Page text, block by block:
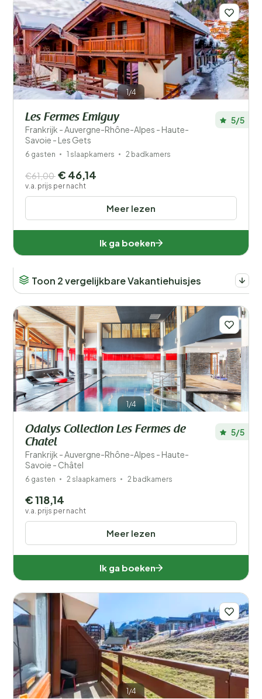
1/4
Les Fermes Emiguy
Frankrijk - Auvergne-Rhône-Alpes - Haute-
Savoie - Les Gets
5/5
6 gasten 1 slaapkamers 2 badkamers
Meer lezen
€61,00 € 46,14
v.a. prijs per nacht
Ik ga boeken
Toon 2 vergelijkbare Vakantiehuisjes
1/4
Odalys Collection Les Fermes de
Chatel
Frankrijk - Auvergne-Rhône-Alpes - Haute-
Savoie - Châtel
5/5
6 gasten 2 slaapkamers 2 badkamers
Meer lezen
€ 118,14
v.a. prijs per nacht
Ik ga boeken
1/4